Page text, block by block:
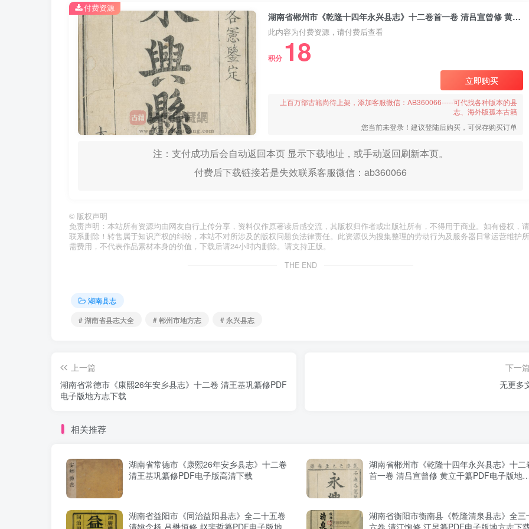
湖南省郴州市《乾隆十四年永兴县志》十二卷首一卷 清吕宣曾修 黄立干纂PDF电子版地方志下载
此内容为付费资源，请付费后查看
积分 18
立即购买
上百万部古籍尚待上架，添加客服微信：AB360066-----可代找各种版本的县
志、海外版孤本古籍
您当前未登录！建议登陆后购买，可保存购买订单
注：支付成功后会自动返回本页 显示下载地址，或手动返回刷新本页。
付费后下载链接若是失效联系客服微信：ab360066
付费资源
© 版权声明
免责声明：本站所有资源均由网友自行上传分享，资料仅作原著读后感交流，其版权归作者或出版社所有，不得用于商业。如有侵权，请
联系删除！转售属于知识产权的纠纷，本站不对所涉及的版权问题负法律责任。此资源仅为搜集整理的劳动行为及服务器日常运营维护所
需费用，不代表作品素材本身的价值，下载后请24小时内删除。请支持正版。
THE END
湖南县志
# 湖南省县志大全
# 郴州市地方志 # 永兴县志
上一篇
湖南省常德市《康熙26年安乡县志》十二卷 清王基巩纂修PDF
电子版地方志下载
下一
无更多
相关推荐
湖南省常德市《康熙26年安乡县志》十二卷
清王基巩纂修PDF电子版高清下载
湖南省郴州市《乾隆十四年永兴县志》十二
首一卷 清吕宣曾修 黄立干纂PDF电子版地
湖南省益阳市《同治益阳县志》全二十五卷
湖南省衡阳市衡南县《乾隆清泉县志》全三